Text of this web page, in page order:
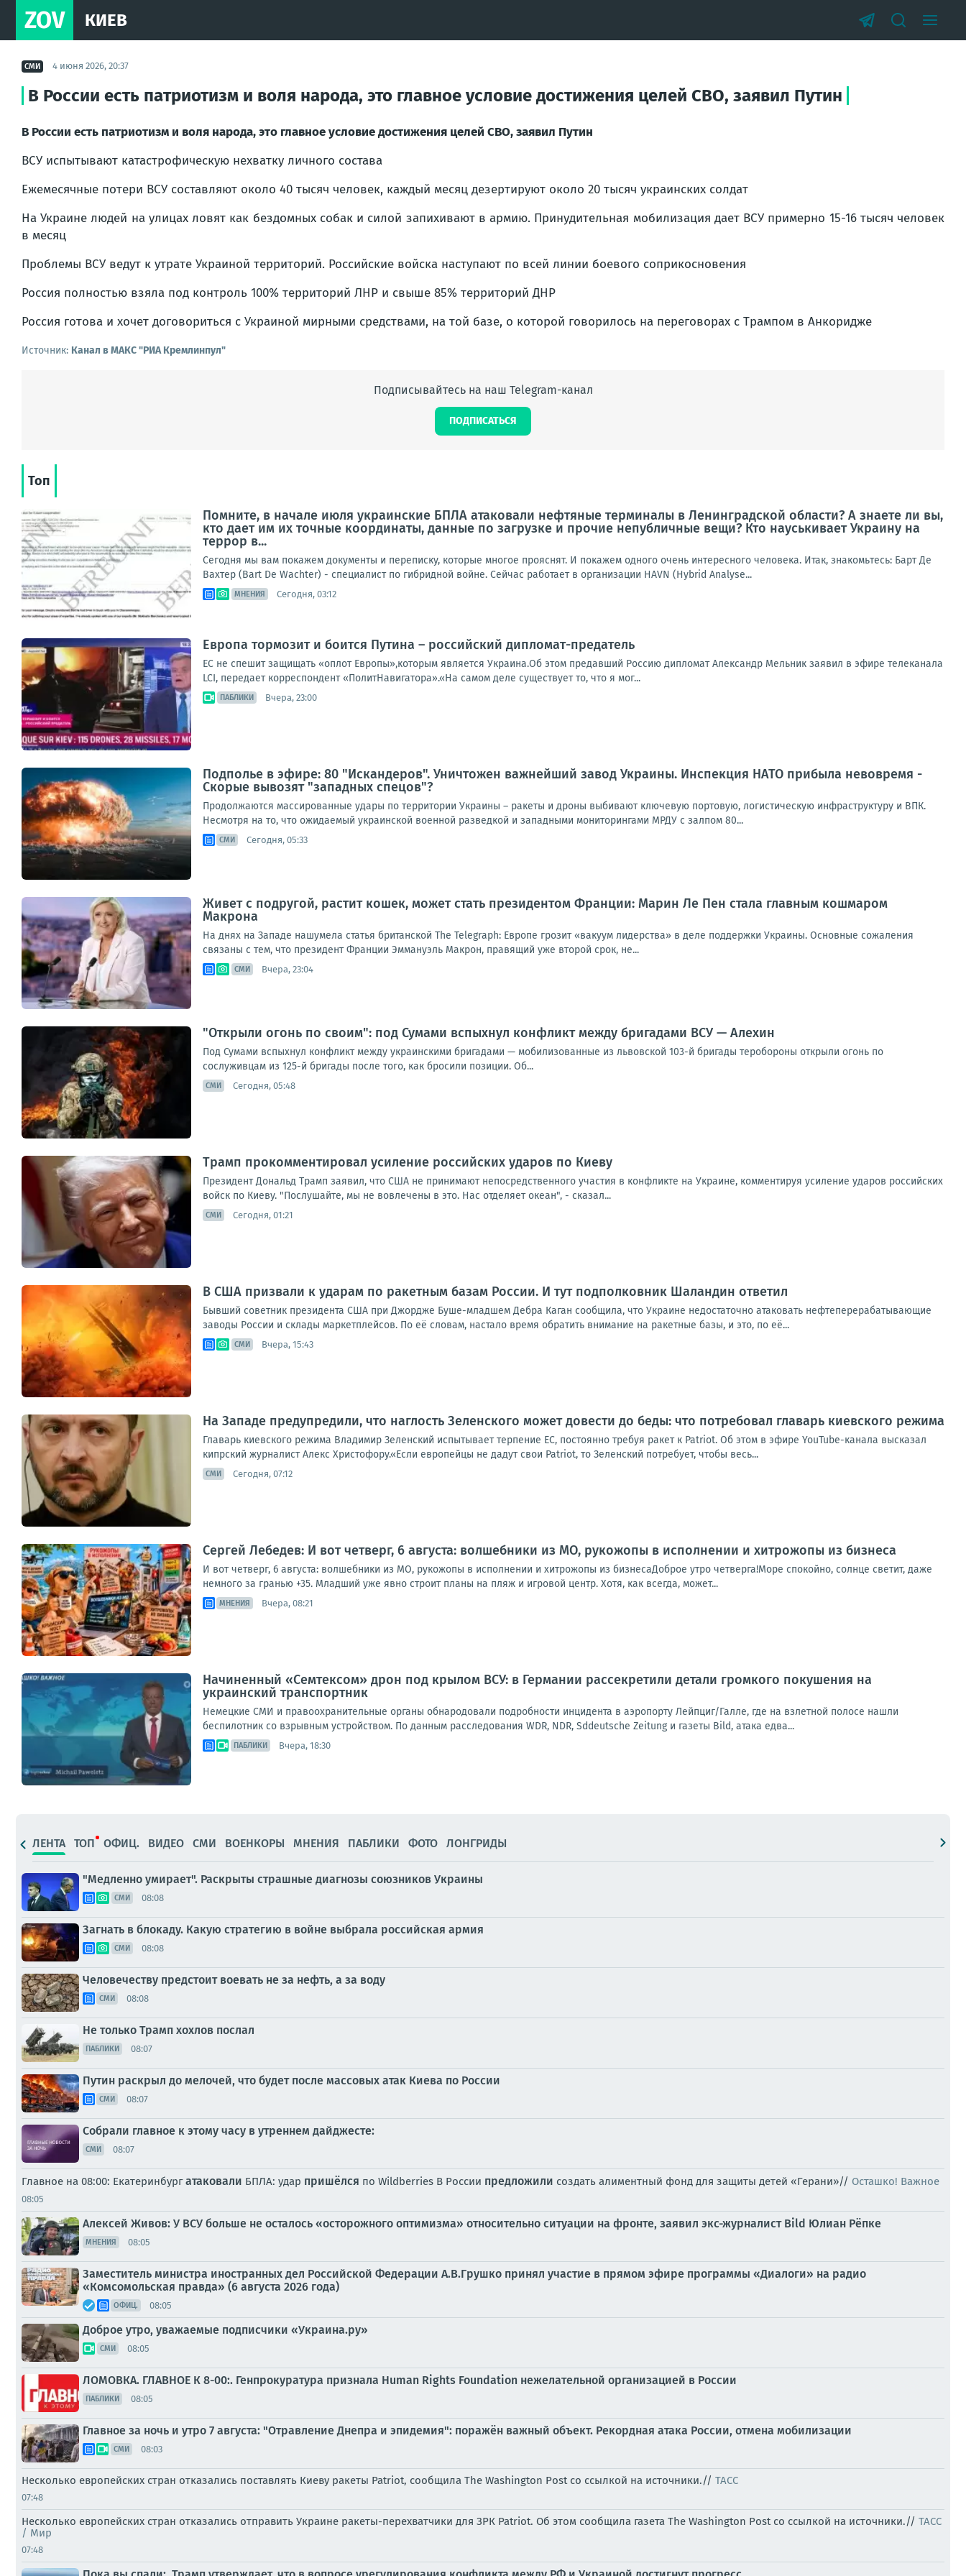
ZOV КИЕВ
СМИ 4 июня 2026, 20:37
В России есть патриотизм и воля народа, это главное условие достижения целей СВО, заявил Путин
В России есть патриотизм и воля народа, это главное условие достижения целей СВО, заявил Путин
ВСУ испытывают катастрофическую нехватку личного состава
Ежемесячные потери ВСУ составляют около 40 тысяч человек, каждый месяц дезертируют около 20 тысяч украинских солдат
На Украине людей на улицах ловят как бездомных собак и силой запихивают в армию. Принудительная мобилизация дает ВСУ примерно 15-16 тысяч человек
в месяц
Проблемы ВСУ ведут к утрате Украиной территорий. Российские войска наступают по всей линии боевого соприкосновения
Россия полностью взяла под контроль 100% территорий ЛНР и свыше 85% территорий ДНР
Россия готова и хочет договориться с Украиной мирными средствами, на той базе, о которой говорилось на переговорах с Трампом в Анкоридже
Источник: Канал в МАКС "РИА Кремлинпул"
Подписывайтесь на наш Telegram-канал
ПОДПИСАТЬСЯ
Топ
Помните, в начале июля украинские БПЛА атаковали нефтяные терминалы в Ленинградской области? А знаете ли вы,
кто дает им их точные координаты, данные по загрузке и прочие непубличные вещи? Кто науськивает Украину на
террор в...
Сегодня мы вам покажем документы и переписку, которые многое прояснят. И покажем одного очень интересного человека. Итак, знакомьтесь: Барт Де
Вахтер (Bart De Wachter) - специалист по гибридной войне. Сейчас работает в организации HAVN (Hybrid Analyse...
МНЕНИЯ Сегодня, 03:12
Европа тормозит и боится Путина – российский дипломат-предатель
ЕС не спешит защищать «оплот Европы»,которым является Украина.Об этом предавший Россию дипломат Александр Мельник заявил в эфире телеканала
LCI, передает корреспондент «ПолитНавигатора».«На самом деле существует то, что я мог...
ПАБЛИКИ Вчера, 23:00
Подполье в эфире: 80 "Искандеров". Уничтожен важнейший завод Украины. Инспекция НАТО прибыла невовремя -
Скорые вывозят "западных спецов"?
Продолжаются массированные удары по территории Украины – ракеты и дроны выбивают ключевую портовую, логистическую инфраструктуру и ВПК.
Несмотря на то, что ожидаемый украинской военной разведкой и западными мониторингами МРДУ с залпом 80...
СМИ Сегодня, 05:33
Живет с подругой, растит кошек, может стать президентом Франции: Марин Ле Пен стала главным кошмаром
Макрона
На днях на Западе нашумела статья британской The Telegraph: Европе грозит «вакуум лидерства» в деле поддержки Украины. Основные сожаления
связаны с тем, что президент Франции Эммануэль Макрон, правящий уже второй срок, не...
СМИ Вчера, 23:04
"Открыли огонь по своим": под Сумами вспыхнул конфликт между бригадами ВСУ — Алехин
Под Сумами вспыхнул конфликт между украинскими бригадами — мобилизованные из львовской 103-й бригады теробороны открыли огонь по
сослуживцам из 125-й бригады после того, как бросили позиции. Об...
СМИ Сегодня, 05:48
Трамп прокомментировал усиление российских ударов по Киеву
Президент Дональд Трамп заявил, что США не принимают непосредственного участия в конфликте на Украине, комментируя усиление ударов российских
войск по Киеву. "Послушайте, мы не вовлечены в это. Нас отделяет океан", - сказал...
СМИ Сегодня, 01:21
В США призвали к ударам по ракетным базам России. И тут подполковник Шаландин ответил
Бывший советник президента США при Джордже Буше-младшем Дебра Каган сообщила, что Украине недостаточно атаковать нефтеперерабатывающие
заводы России и склады маркетплейсов. По её словам, настало время обратить внимание на ракетные базы, и это, по её...
СМИ Вчера, 15:43
На Западе предупредили, что наглость Зеленского может довести до беды: что потребовал главарь киевского режима
Главарь киевского режима Владимир Зеленский испытывает терпение ЕС, постоянно требуя ракет к Patriot. Об этом в эфире YouTube-канала высказал
кипрский журналист Алекс Христофору.«Если европейцы не дадут свои Patriot, то Зеленский потребует, чтобы весь...
СМИ Сегодня, 07:12
Сергей Лебедев: И вот четверг, 6 августа: волшебники из МО, рукожопы в исполнении и хитрожопы из бизнеса
И вот четверг, 6 августа: волшебники из МО, рукожопы в исполнении и хитрожопы из бизнесаДоброе утро четверга!Море спокойно, солнце светит, даже
немного за гранью +35. Младший уже явно строит планы на пляж и игровой центр. Хотя, как всегда, может...
МНЕНИЯ Вчера, 08:21
Начиненный «Семтексом» дрон под крылом ВСУ: в Германии рассекретили детали громкого покушения на
украинский транспортник
Немецкие СМИ и правоохранительные органы обнародовали подробности инцидента в аэропорту Лейпциг/Галле, где на взлетной полосе нашли
беспилотник со взрывным устройством. По данным расследования WDR, NDR, Sddeutsche Zeitung и газеты Bild, атака едва...
ПАБЛИКИ Вчера, 18:30
ЛЕНТА ТОП ОФИЦ. ВИДЕО СМИ ВОЕНКОРЫ МНЕНИЯ ПАБЛИКИ ФОТО ЛОНГРИДЫ
"Медленно умирает". Раскрыты страшные диагнозы союзников Украины
СМИ 08:08
Загнать в блокаду. Какую стратегию в войне выбрала российская армия
СМИ 08:08
Человечеству предстоит воевать не за нефть, а за воду
СМИ 08:08
Не только Трамп хохлов послал
ПАБЛИКИ 08:07
Путин раскрыл до мелочей, что будет после массовых атак Киева по России
СМИ 08:07
Собрали главное к этому часу в утреннем дайджесте:
СМИ 08:07
Главное на 08:00: Екатеринбургатаковали БПЛА: удар пришёлся по Wildberries В России предложили создать алиментный фонд для защиты детей «Герани»// Осташко! Важное
08:05
Алексей Живов: У ВСУ больше не осталось «осторожного оптимизма» относительно ситуации на фронте, заявил экс-журналист Bild Юлиан Рёпке
МНЕНИЯ 08:05
Заместитель министра иностранных дел Российской Федерации А.В.Грушко принял участие в прямом эфире программы «Диалоги» на радио
«Комсомольская правда» (6 августа 2026 года)
ОФИЦ. 08:05
Доброе утро, уважаемые подписчики «Украина.ру»
СМИ 08:05
ЛОМОВКА. ГЛАВНОЕ К 8-00:. Генпрокуратура признала Human Rights Foundation нежелательной организацией в России
ПАБЛИКИ 08:05
Главное за ночь и утро 7 августа: "Отравление Днепра и эпидемия": поражён важный объект. Рекордная атака России, отмена мобилизации
СМИ 08:03
Несколько европейских стран отказались поставлять Киеву ракеты Patriot, сообщила The Washington Post со ссылкой на источники.// ТАСС
07:48
Несколько европейских стран отказались отправить Украине ракеты-перехватчики для ЗРК Patriot. Об этом сообщила газета The Washington Post со ссылкой на источники.// ТАСС
/ Мир
07:48